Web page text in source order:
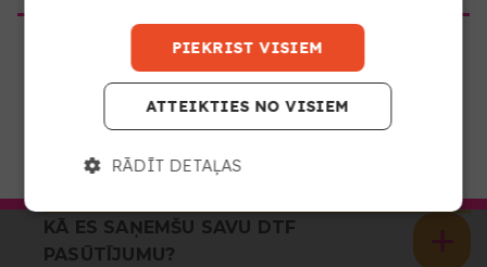
DOTIES UZ COPYKREA LATVIJA
PAR PAKALPOJUMU?
KAD ES SAŅEMŠU SAVUS IZDRUKAS?
KĀ PAREIZI GLUDINĀT DTF APDRUKU?
KĀ ES SAŅEMŠU SAVU DTF
PASŪTĪJUMU?
PIEKRIST VISIEM
ATTEIKTIES NO VISIEM
RĀDĪT DETAĻAS